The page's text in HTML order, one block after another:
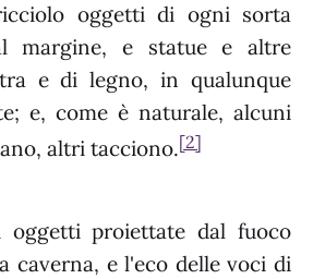
oggetti di ogni sorta
margine, e statue e altre
e di legno, in qualunque
e, come è naturale, alcuni
altri tacciono.[2]
oggetti proiettate dal fuoco
caverna, e l'eco delle voci di